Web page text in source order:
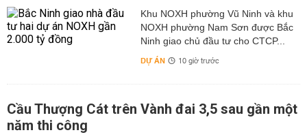
Khu NOXH phường Vũ Ninh và khu
NOXH phường Nam Sơn được Bắc
Ninh giao chủ đầu tư cho CTCP...
DỰ ÁN 10 giờ trước
Cầu Thượng Cát trên Vành đai 3,5 sau gần một
năm thi công